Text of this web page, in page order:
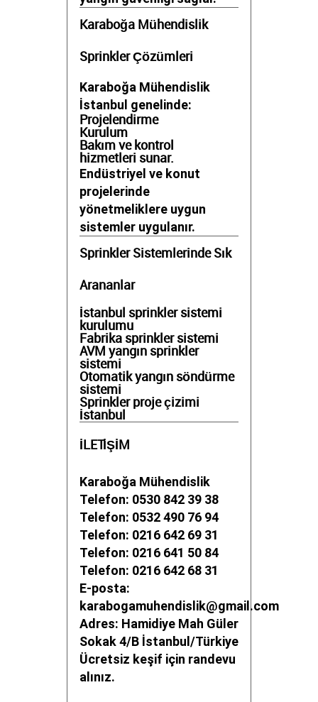
Karaboğa Mühendislik
Sprinkler Çözümleri
Karaboğa Mühendislik
İstanbul genelinde:
Projelendirme
Kurulum
Bakım ve kontrol
hizmetleri sunar.
Endüstriyel ve konut
projelerinde
yönetmeliklere uygun
sistemler uygulanır.
Sprinkler Sistemlerinde Sık
Arananlar
İstanbul sprinkler sistemi
kurulumu
Fabrika sprinkler sistemi
AVM yangın sprinkler
sistemi
Otomatik yangın söndürme
sistemi
Sprinkler proje çizimi
İstanbul
İLETİŞİM
Karaboğa Mühendislik
Telefon: 0530 842 39 38
Telefon: 0532 490 76 94
Telefon: 0216 642 69 31
Telefon: 0216 641 50 84
Telefon: 0216 642 68 31
E-posta:
karabogamuhendislik@gmail.com
Adres: Hamidiye Mah Güler
Sokak 4/B İstanbul/Türkiye
Ücretsiz keşif için randevu
alınız.